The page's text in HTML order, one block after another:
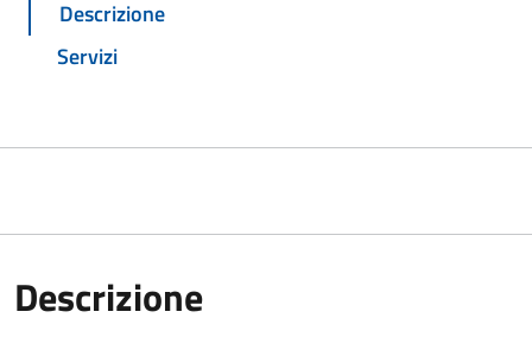
Descrizione
Servizi
Descrizione